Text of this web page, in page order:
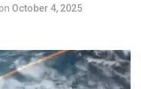
on October 4, 2025